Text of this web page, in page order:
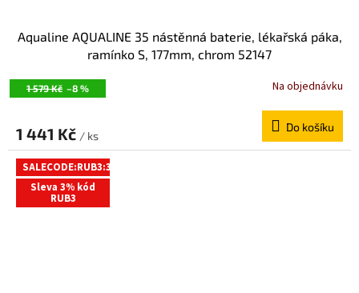
1 579 Kč –8 %
Aqualine AQUALINE 35 nástěnná baterie, lékařská páka,
ramínko S, 177mm, chrom 52147
Na objednávku
1 441 Kč / ks
Do košíku
SALECODE:RUB3:3:%
Sleva 3% kód
RUB3